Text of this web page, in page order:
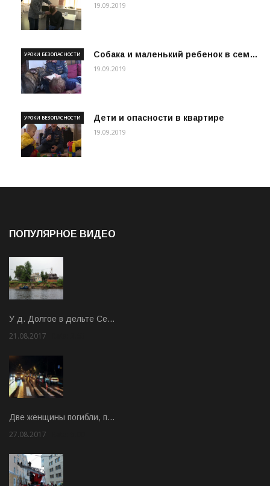
19.09.2019
Собака и маленький ребенок в сем…
УРОКИ БЕЗОПАСНОСТИ
19.09.2019
Дети и опасности в квартире
УРОКИ БЕЗОПАСНОСТИ
19.09.2019
ПОПУЛЯРНОЕ ВИДЕО
У д. Долгое в дельте Се…
21.08.2017
Две женщины погибли, п…
27.08.2017